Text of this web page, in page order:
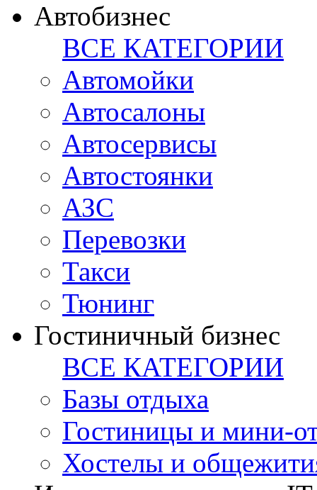
Автобизнес
ВСЕ КАТЕГОРИИ
Автомойки
Автосалоны
Автосервисы
Автостоянки
АЗС
Перевозки
Такси
Тюнинг
Гостиничный бизнес
ВСЕ КАТЕГОРИИ
Базы отдыха
Гостиницы и мини-
Хостелы и